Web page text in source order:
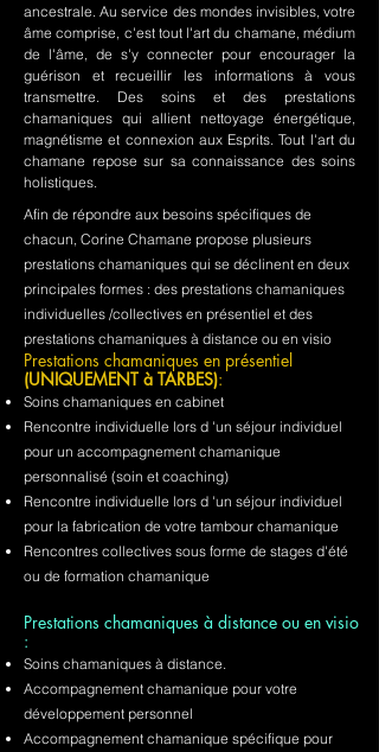
ancestrale. Au service des mondes invisibles, votre
âme comprise, c'est tout l'art du chamane, médium
de l'âme, de s'y connecter pour encourager la
guérison et recueillir les informations à vous
transmettre. Des soins et des prestations
chamaniques qui allient nettoyage énergétique,
magnétisme et connexion aux Esprits. Tout l'art du
chamane repose sur sa connaissance des soins
holistiques.
Afin de répondre aux besoins spécifiques de
chacun, Corine Chamane propose plusieurs
prestations chamaniques qui se déclinent en deux
principales formes : des prestations chamaniques
individuelles /collectives en présentiel et des
prestations chamaniques à distance ou en visio
Prestations chamaniques en présentiel
(UNIQUEMENT à TARBES):
Soins chamaniques en cabinet
Rencontre individuelle lors d 'un séjour individuel
pour un accompagnement chamanique
personnalisé (soin et coaching)
Rencontre individuelle lors d 'un séjour individuel
pour la fabrication de votre tambour chamanique
Rencontres collectives sous forme de stages d'été
ou de formation chamanique
Prestations chamaniques à distance ou en visio
:
Soins chamaniques à distance.
Accompagnement chamanique pour votre
développement personnel
Accompagnement chamanique spécifique pour